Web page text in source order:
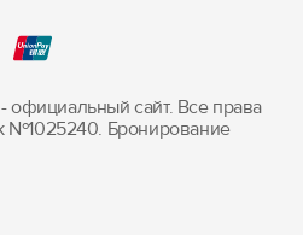
официальный сайт. Все права
Бронирование